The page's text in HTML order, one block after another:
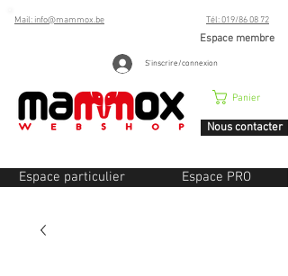
Mail: info@mammox.be Tél: 019/86 08 72
Espace membre
S'inscrire/connexion
Panier
Nous contacter
Espace particulier Espace PRO